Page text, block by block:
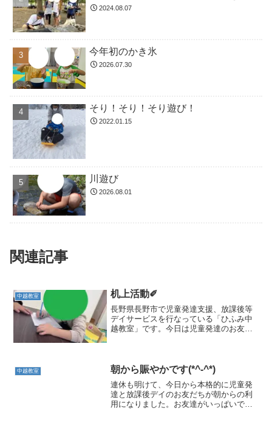
2024.08.07
今年初のかき氷
2026.07.30
そり！そり！そり遊び！
2022.01.15
川遊び
2026.08.01
関連記事
中越教室 机上活動✐
長野県長野市で児童発達支援、放課後等
デイサービスを行なっている「ひふみ中
越教室」です。今日は児童発達のお友だ
やクレヨンでの線引き、迷...
中越教室 朝から賑やかです(*^-^*)
連休も明けて、今日から本格的に児童発
達と放課後デイのお友だちが朝からの利
用になりました。お友達がいっぱいでと